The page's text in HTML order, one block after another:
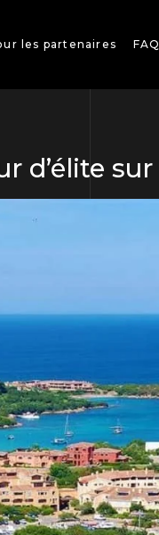
les partenaires FAQ
d’élite